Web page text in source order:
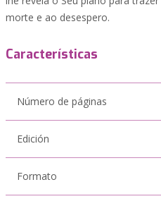
morte e ao desespero.
Características
Número de páginas
Edición
Formato